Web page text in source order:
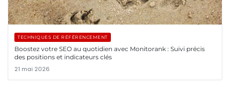
TECHNIQUES DE RÉFÉRENCEMENT
Boostez votre SEO au quotidien avec Monitorank : Suivi précis
des positions et indicateurs clés
21 mai 2026